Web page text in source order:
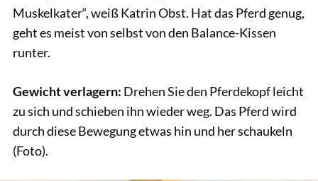
Muskelkater“, weiß Katrin Obst. Hat das Pferd genug,
geht es meist von selbst von den Balance-Kissen
runter.
Gewicht verlagern: Drehen Sie den Pferdekopf leicht
zu sich und schieben ihn wieder weg. Das Pferd wird
durch diese Bewegung etwas hin und her schaukeln
(Foto).